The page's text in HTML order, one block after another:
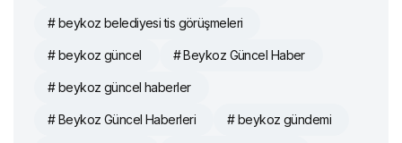
# beykoz belediyesi tis görüşmeleri
# beykoz güncel # Beykoz Güncel Haber
# beykoz güncel haberler
# Beykoz Güncel Haberleri # beykoz gündemi